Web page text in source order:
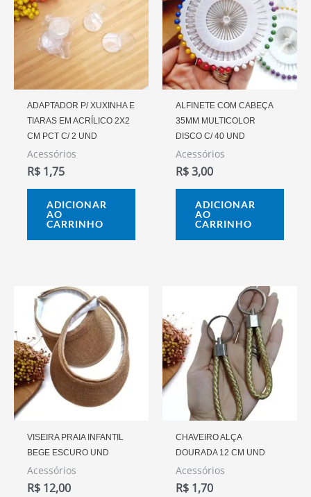
ADAPTADOR P/ XUXINHA E
TIARAS EM ACRÍLICO 2X2
CM PCT C/ 2 UND
Acessórios
R$ 1,75
ADICIONAR
AO
CARRINHO
ALFINETE COM CABEÇA
35MM MULTICOLOR
DISCO C/ 40 UND
Acessórios
R$3,00
ADICIONAR
AO
CARRINHO
VISEIRA PRAIA INFANTIL
BEGE ESCURO UND
Acessórios
R$ 12,00
CHAVEIRO ALÇA
DOURADA 12 CM UND
Acessórios
R$ 1,70